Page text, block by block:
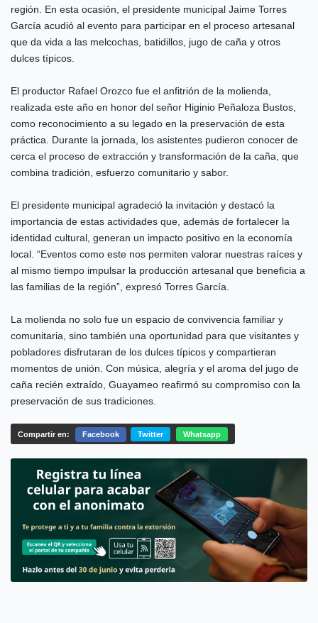
región. En esta ocasión, el presidente municipal Jaime Torres
García acudió al evento para participar en el proceso artesanal
que da vida a las melcochas, batidillos, jugo de caña y otros
dulces típicos.
El productor Rafael Orozco fue el anfitrión de la molienda,
realizada este año en honor del señor Higinio Peñaloza Bustos,
como reconocimiento a su legado en la preservación de esta
práctica. Durante la jornada, los asistentes pudieron conocer de
cerca el proceso de extracción y transformación de la caña, que
combina tradición, esfuerzo comunitario y sabor.
El presidente municipal agradeció la invitación y destacó la
importancia de estas actividades que, además de fortalecer la
identidad cultural, generan un impacto positivo en la economía
local. “Eventos como este nos permiten valorar nuestras raíces y
al mismo tiempo impulsar la producción artesanal que beneficia a
las familias de la región”, expresó Torres García.
La molienda no solo fue un espacio de convivencia familiar y
comunitaria, sino también una oportunidad para que visitantes y
pobladores disfrutaran de los dulces típicos y compartieran
momentos de unión. Con música, alegría y el aroma del jugo de
caña recién extraído, Guayameo reafirmó su compromiso con la
preservación de sus tradiciones.
Compartir en: Facebook Twitter Whatsapp